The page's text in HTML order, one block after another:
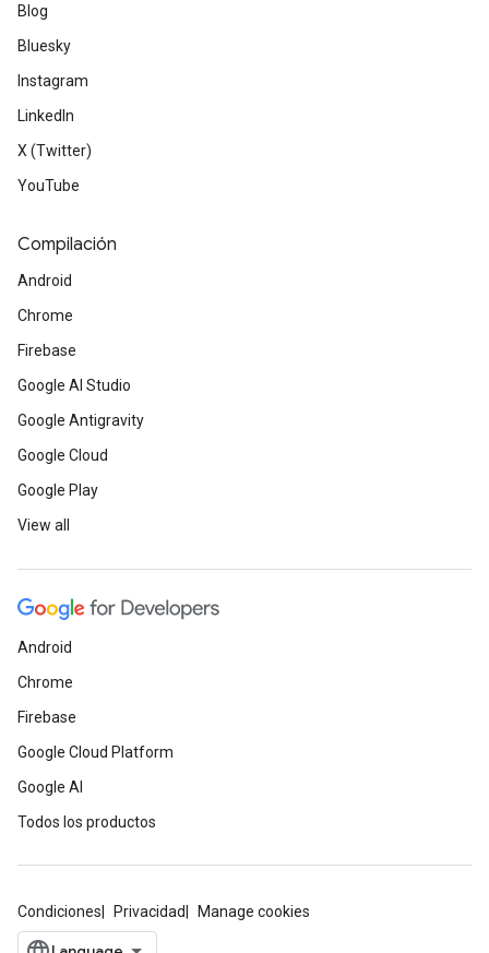
Blog
Bluesky
Instagram
LinkedIn
X (Twitter)
YouTube
Compilación
Android
Chrome
Firebase
Google AI Studio
Google Antigravity
Google Cloud
Google Play
View all
Android
Chrome
Firebase
Google Cloud Platform
Google AI
Todos los productos
Condiciones Privacidad Manage cookies